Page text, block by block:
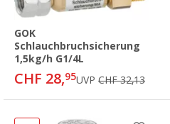
GOK
Schlauchbruchsicherung
1,5kg/h G1/4L
CHF 28,95UVP CHF 32,13